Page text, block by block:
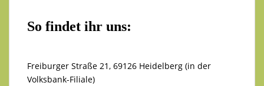
So findet ihr uns:
Freiburger Straße 21, 69126 Heidelberg (in der
Volksbank-Filiale)